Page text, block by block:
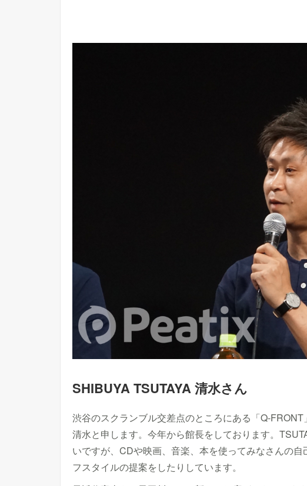
SHIBUYA TSUTAYA 清水さん
渋谷のスクランブル交差点のところにある「Q-FRONT
清水と申します。今年から館長をしております。
いですが、CDや映画、音楽、本を使ってみなさんの
フスタイルの提案をしたりしています。